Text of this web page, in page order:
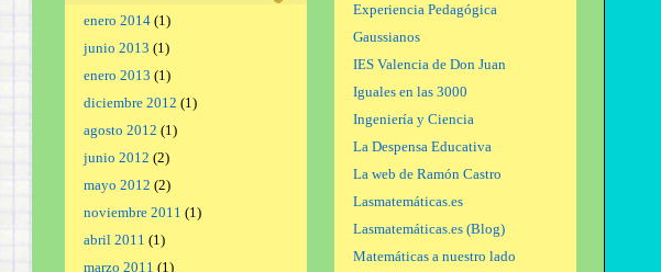
enero 2014(1)
junio 2013 (1)
enero 2013 (1)
diciembre 2012 (1)
agosto 2012 (1)
junio 2012 (2)
mayo 2012 (2)
noviembre 2011 (1)
abril 2011 (1)
marzo 2011 (1)
Experiencia Pedagógica
Gaussianos
IES Valencia de Don Juan
Iguales en las 3000
Ingeniería y Ciencia
La Despensa Educativa
La web de Ramón Castro
Lasmatemáticas.es
Lasmatemáticas.es (Blog)
Matemáticas a nuestro lado